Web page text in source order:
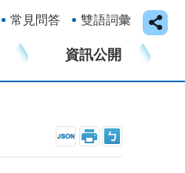
常見問答 雙語詞彙
資訊公開